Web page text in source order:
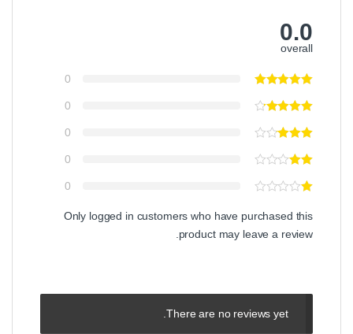
0.0
overall
0
0
0
0
0
Only logged in customers who have purchased this
product may leave a review.
There are no reviews yet.